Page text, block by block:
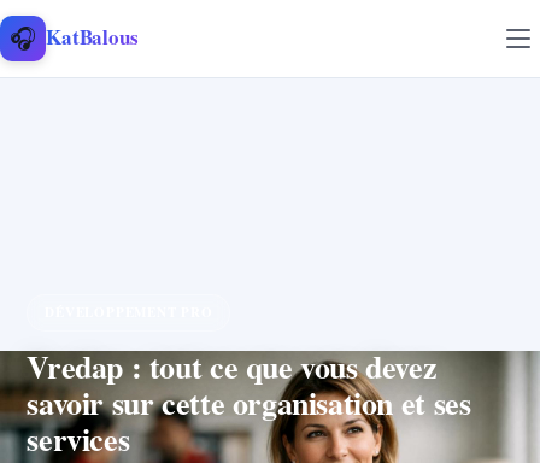
Aller au contenu
🎧 KatBalous
Vredap : tout ce que vous devez
savoir sur cette organisation et ses
services